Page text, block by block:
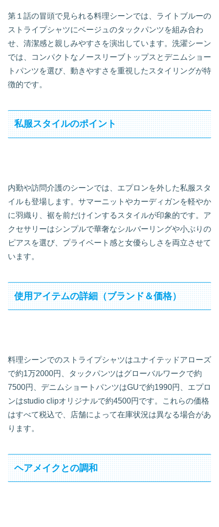
第１話の冒頭で見られる料理シーンでは、ライトブルーの
ストライプシャツにベージュのタックパンツを組み合わ
せ、清潔感と親しみやすさを演出しています。洗濯シーン
では、コンパクトなノースリーブトップスとデニムショー
トパンツを選び、動きやすさを重視したスタイリングが特
徴的です。
私服スタイルのポイント
内勤や訪問介護のシーンでは、エプロンを外した私服スタ
イルも登場します。サマーニットやカーディガンを軽やか
に羽織り、裾を前だけインするスタイルが印象的です。ア
クセサリーはシンプルで華奢なシルバーリングや小ぶりの
ピアスを選び、プライベート感と女優らしさを両立させて
います。
使用アイテムの詳細（ブランド＆価格）
料理シーンでのストライプシャツはユナイテッドアローズ
で約1万2000円、タックパンツはグローバルワークで約
7500円、デニムショートパンツはGUで約1990円、エプロ
ンはstudio clipオリジナルで約4500円です。これらの価格
はすべて税込で、店舗によって在庫状況は異なる場合があ
ります。
ヘアメイクとの調和